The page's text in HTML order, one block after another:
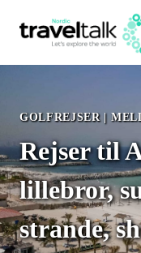
GOLFREJSER|
Rejser til
lillebror,
strande,